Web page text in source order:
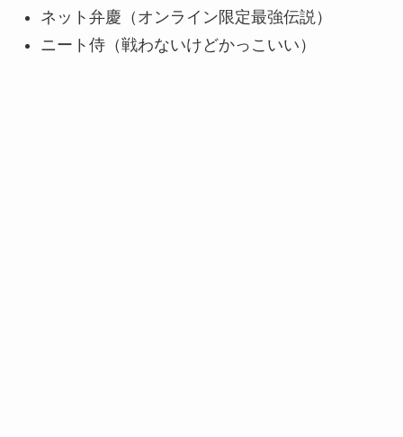
ネット弁慶（オンライン限定最強伝説）
ニート侍（戦わないけどかっこいい）